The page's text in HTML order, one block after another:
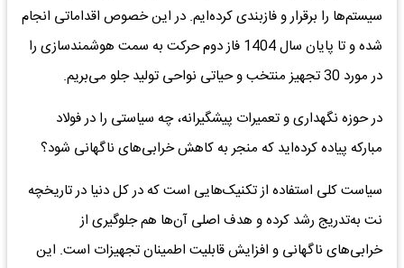
سیستم‌ها را برقرار و فازبندی کرده‌ایم. در این خصوص اقداماتی انجام
شده و تا پایان سال 1404 فاز دوم حرکت به سمت هوشمندسازی را
در مورد 30 تجهیز منتخب و حیاتی نواحی تولید جلو می‌بریم.
در حوزه نگهداری و تعمیرات پیشگیرانه، چه سیاستی را در فولاد
مبارکه پیاده کرده‌اید که منجر به کاهش خرابی‌های ناگهانی شود؟
سیاست کلی استفاده از تکنیک‌هایی است که در کل دنیا در تاریخچه
نت به‌تدریج رشد کرده و هدف اصلی آن‌ها هم جلوگیری از
خرابی‌های ناگهانی و افزایش قابلیت اطمینان تجهیزات است. این